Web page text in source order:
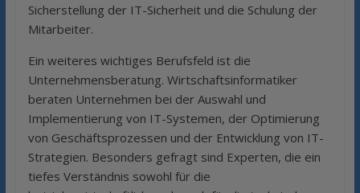
Sicherstellung der IT-Sicherheit und die Schulung der
Mitarbeiter.
Ein weiteres wichtiges Berufsfeld ist die
Unternehmensberatung. Wirtschaftsinformatiker
beraten Unternehmen bei der Auswahl und
Implementierung von IT-Systemen, der Optimierung
von Geschäftsprozessen und der Entwicklung von IT-
Strategien. Besonders gefragt sind Experten, die ein
tiefes Verständnis sowohl für die